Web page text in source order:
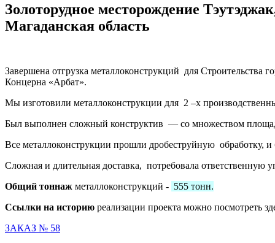
Золоторудное месторождение
Магаданская область
Завершена отгрузка металлоконструкций для Строительства
Концерна «Арбат».
Мы изготовили металлоконструкции для 2 –х
Был выполнен сложный конструктив — со множеством
Все металлоконструкции прошли дробеструйную обработку,
Сложная и длительная доставка, потребовала ответственную
Общий тоннаж металлоконструкций - 555 тонн.
Ссылки на историю реализации проекта можно посмотреть
ЗАКАЗ № 58